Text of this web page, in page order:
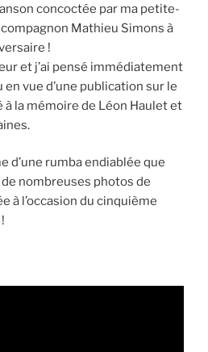
concoctée par ma petite-
Mathieu Simons à
!
et j’ai pensé immédiatement
en vue d’une publication sur le
la mémoire de Léon Haulet et
d’une rumba endiablée que
nombreuses photos de
à l’occasion du cinquième